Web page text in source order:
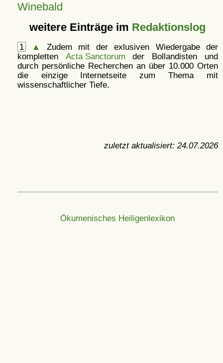
Winebald
weitere Einträge im Redaktionslog
1 ▲
Zudem mit der exlusiven Wiedergabe der
kompletten Acta Sanctorum der Bollandisten und
durch persönliche Recherchen an über 10.000 Orten
die einzige Internetseite zum Thema mit
wissenschaftlicher Tiefe.
zuletzt aktualisiert: 24.07.2026
Ökumenisches Heiligenlexikon